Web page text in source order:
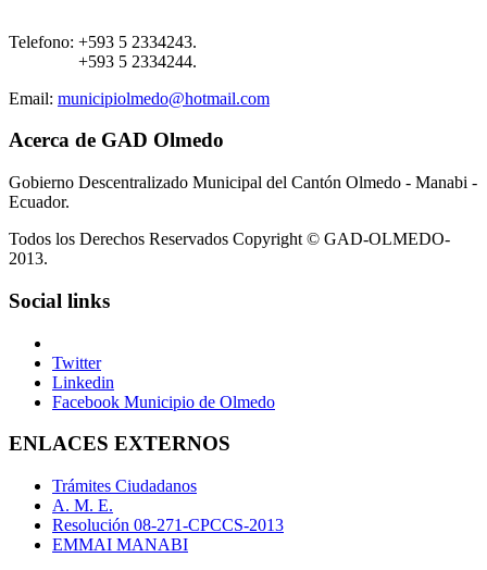
Telefono: +593 5 2334243.
+593 5 2334244.
Email: municipiolmedo@hotmail.com
Acerca de GAD Olmedo
Gobierno Descentralizado Municipal del Cantón Olmedo - Manabi -
Ecuador.
Todos los Derechos Reservados Copyright © GAD-OLMEDO-
2013.
Social links
Twitter
Linkedin
Facebook Municipio de Olmedo
ENLACES EXTERNOS
Trámites Ciudadanos
A. M. E.
Resolución 08-271-CPCCS-2013
EMMAI MANABI